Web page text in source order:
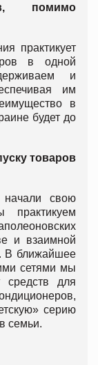
помимо
практикует
в одной
и
им
в
будет до
товаров
свою
и взаимной
В ближайшее
сетями мы
средств для
серию
семьи.